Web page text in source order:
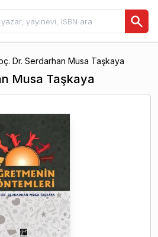
Dr. Serdarhan Musa Taşkaya
Musa Taşkaya